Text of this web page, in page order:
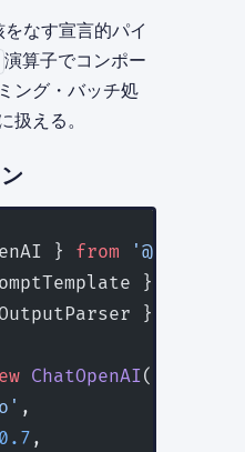
なす宣言的パイ
演算子でコンポー
ング・バッチ処
扱える。
} from
}
}
ChatOpenAI({
,
0.7 ,